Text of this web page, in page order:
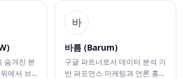
숨겨진 본
에서 브
바
바름 (Barum)
구글 파트너로서 데이터 분석 기
반 퍼포먼스 마케팅과 언론 홍보